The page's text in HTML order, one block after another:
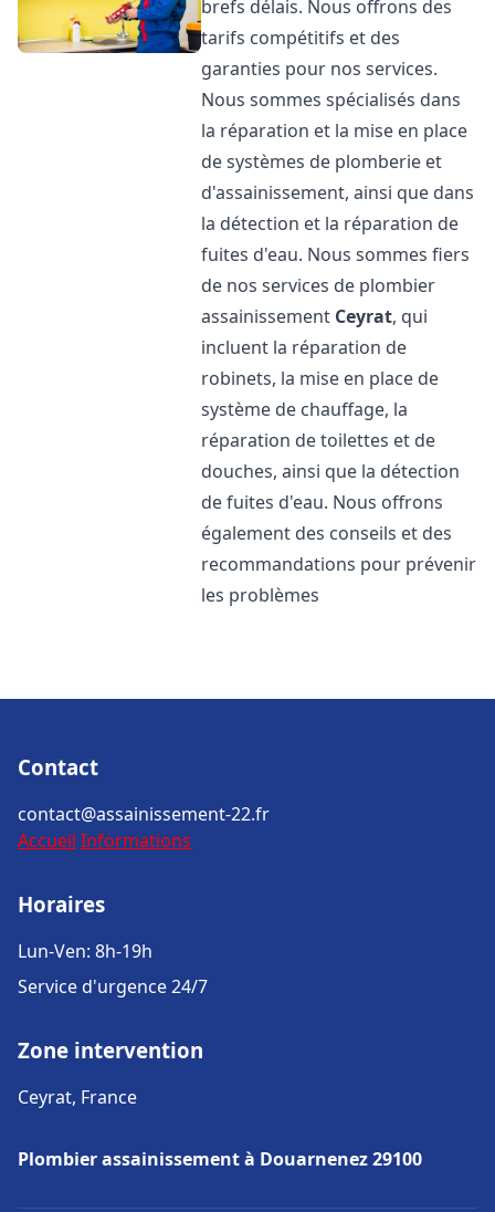
brefs délais. Nous offrons des
tarifs compétitifs et des
garanties pour nos services.
Nous sommes spécialisés dans
la réparation et la mise en place
de systèmes de plomberie et
d'assainissement, ainsi que dans
la détection et la réparation de
fuites d'eau. Nous sommes fiers
de nos services de plombier
assainissement Ceyrat, qui
incluent la réparation de
robinets, la mise en place de
système de chauffage, la
réparation de toilettes et de
douches, ainsi que la détection
de fuites d'eau. Nous offrons
également des conseils et des
recommandations pour prévenir
les problèmes
Contact
contact@assainissement-22.fr
Accueil Informations
Horaires
Lun-Ven: 8h-19h
Service d'urgence 24/7
Zone intervention
Ceyrat, France
Plombier assainissement à Douarnenez 29100